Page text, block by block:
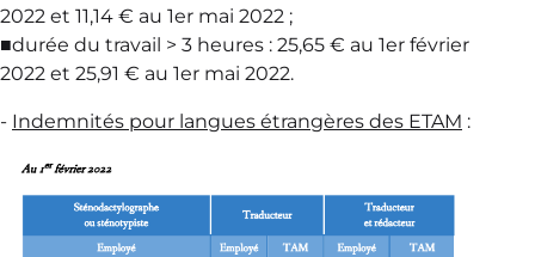
2022 et 11,14 € au 1er mai 2022 ;
■durée du travail > 3 heures : 25,65 € au 1er février
2022 et 25,91 € au 1er mai 2022.
- Indemnités pour langues étrangères des ETAM :